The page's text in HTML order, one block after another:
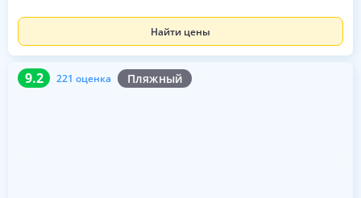
Найти цены
9.2 221 оценка Пляжный
9.2 221 оценка